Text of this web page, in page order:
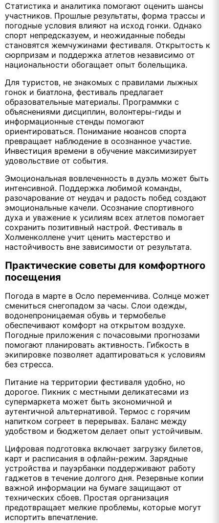
Статистика и аналитика помогают оценить шансы
участников. Прошлые результаты, форма трассы и
погодные условия влияют на исход гонки. Однако
спорт непредсказуем, и неожиданные победы
становятся жемчужинами фестиваля. Открытость к
сюрпризам и поддержка атлетов независимо от
национальности обогащает опыт болельщика.
Для туристов, не знакомых с правилами лыжных
гонок и биатлона, фестиваль предлагает
образовательные материалы. Программки с
объяснениями дисциплин, волонтеры-гиды и
информационные стенды помогают
ориентироваться. Понимание нюансов спорта
превращает наблюдение в осознанное участие.
Инвестиция времени в обучение максимизирует
удовольствие от события.
Эмоциональная вовлеченность в дуэль может быть
интенсивной. Поддержка любимой команды,
разочарование от неудач и радость побед создают
эмоциональные качели. Осознание спортивного
духа и уважение к усилиям всех атлетов помогает
сохранить позитивный настрой. Фестиваль в
Холменколлене учит ценить мастерство и
настойчивость вне зависимости от результата.
Практические советы для комфортного
посещения
Погода в марте в Осло переменчива. Солнце может
смениться снегопадом за часы. Слои одежды,
водонепроницаемая обувь и термобелье
обеспечивают комфорт на открытом воздухе.
Погодные приложения с почасовыми прогнозами
помогают планировать активность. Гибкость в
экипировке позволяет адаптироваться к условиям
без стресса.
Питание на территории фестиваля удобно, но
дорогое. Пикник с местными деликатесами из
супермаркета может быть экономичной и
аутентичной альтернативой. Термос с горячим
напитком согреет в перерывах. Баланс между
удобством и бюджетом делает опыт устойчивым.
Цифровая подготовка включает загрузку билетов,
карт и расписания в офлайн-режим. Зарядные
устройства и пауэрбанки поддерживают работу
гаджетов в течение долгого дня. Резервные копии
важной информации на бумаге защищают от
технических сбоев. Простая организация
предотвращает мелкие проблемы, которые могут
испортить впечатление.